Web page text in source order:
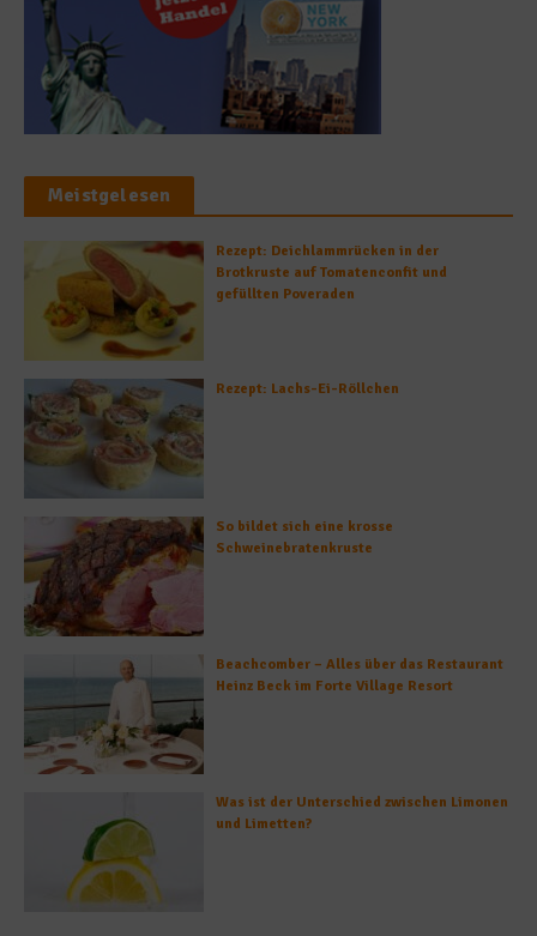
Meistgelesen
Rezept: Deichlammrücken in der
Brotkruste auf Tomatenconfit und
gefüllten Poveraden
Rezept: Lachs-Ei-Röllchen
So bildet sich eine krosse
Schweinebratenkruste
Beachcomber – Alles über das Restaurant
Heinz Beck im Forte Village Resort
Was ist der Unterschied zwischen Limonen
und Limetten?